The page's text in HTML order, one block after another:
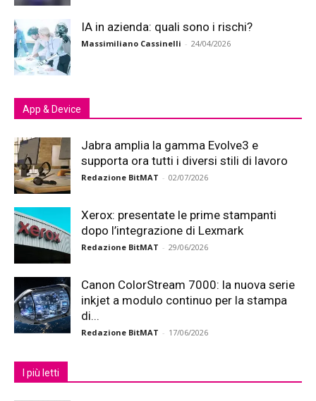
IA in azienda: quali sono i rischi?
Massimiliano Cassinelli - 24/04/2026
App & Device
Jabra amplia la gamma Evolve3 e
supporta ora tutti i diversi stili di lavoro
Redazione BitMAT - 02/07/2026
Xerox: presentate le prime stampanti
dopo l’integrazione di Lexmark
Redazione BitMAT - 29/06/2026
Canon ColorStream 7000: la nuova serie
inkjet a modulo continuo per la stampa
di...
Redazione BitMAT - 17/06/2026
I più letti